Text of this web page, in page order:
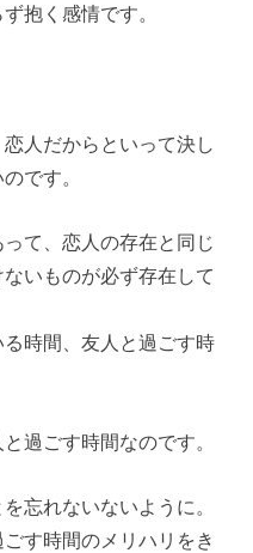
抱く感情です。
人だからといって決し
です。
て、恋人の存在と同じ
いものが必ず存在して
時間、友人と過ごす時
過ごす時間なのです。
忘れないないように。
す時間のメリハリをき